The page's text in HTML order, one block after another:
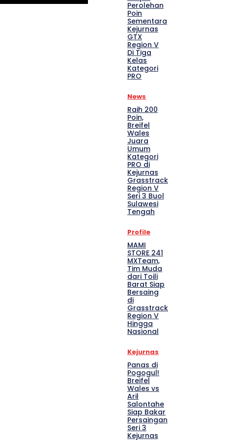
Perolehan
Poin
Sementara
Kejurnas
GTX
Region V
Di Tiga
Kelas
Kategori
PRO
News
Raih 200
Poin,
Breifel
Wales
Juara
Umum
Kategori
PRO di
Kejurnas
Grasstrack
Region V
Seri 3 Buol
Sulawesi
Tengah
Profile
MAMI
STORE 241
MXTeam,
Tim Muda
dari Toili
Barat Siap
Bersaing
di
Grasstrack
Region V
Hingga
Nasional
Kejurnas
Panas di
Pogogul!
Breifel
Wales vs
Aril
Salontahe
Siap Bakar
Persaingan
Seri 3
Kejurnas